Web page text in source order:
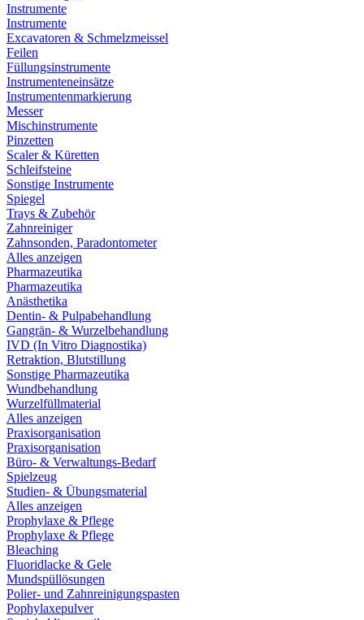
Instrumente
Instrumente
Excavatoren & Schmelzmeissel
Feilen
Füllungsinstrumente
Instrumenteneinsätze
Instrumentenmarkierung
Messer
Mischinstrumente
Pinzetten
Scaler & Küretten
Schleifsteine
Sonstige Instrumente
Spiegel
Trays & Zubehör
Zahnreiniger
Zahnsonden, Paradontometer
Alles anzeigen
Pharmazeutika
Pharmazeutika
Anästhetika
Dentin- & Pulpabehandlung
Gangrän- & Wurzelbehandlung
IVD (In Vitro Diagnostika)
Retraktion, Blutstillung
Sonstige Pharmazeutika
Wundbehandlung
Wurzelfüllmaterial
Alles anzeigen
Praxisorganisation
Praxisorganisation
Büro- & Verwaltungs-Bedarf
Spielzeug
Studien- & Übungsmaterial
Alles anzeigen
Prophylaxe & Pflege
Prophylaxe & Pflege
Bleaching
Fluoridlacke & Gele
Mundspüllösungen
Polier- und Zahnreinigungspasten
Pophylaxepulver